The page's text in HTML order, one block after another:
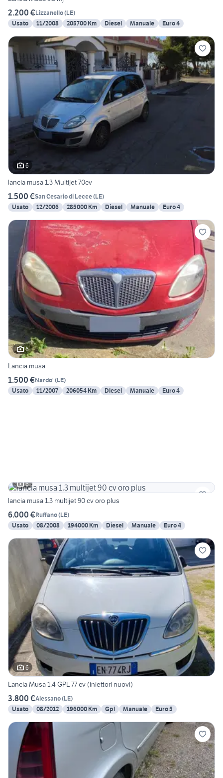
2.200 €Lizzanello(LE)
Usato
11/2008 205700 Km Diesel Manuale Euro 4
6
lancia musa 1.3 Multijet 70cv
1.500 €San Cesario di Lecce(LE)
Usato
12/2006 285000 Km Diesel Manuale Euro 4
6
Lancia musa
1.500 €Nardo' (LE)
Usato
11/2007 206054 Km Diesel Manuale Euro 4
6
lancia musa 1.3 multijet 90 cv oro plus
6.000 €Ruffano(LE)
Usato
08/2008 194000 Km Diesel Manuale Euro 4
6
Lancia Musa 1.4 GPL 77 cv (iniettori nuovi)
3.800 €Alessano(LE)
Usato
08/2012 196000 Km Gpl Manuale Euro 5